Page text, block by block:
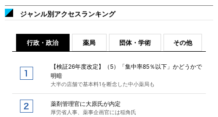
ジャンル別アクセスランキング
行政・政治 薬局 団体・学術 その他
【検証26年度改定】（5）「集中率85％以下」かどうかで
明暗
大半の店舗で基本料1を断念した中小薬局も
薬剤管理官に大原氏が内定
厚労省人事、薬事企画官には稲角氏